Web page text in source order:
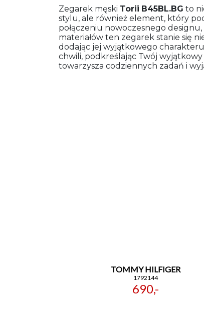
Zegarek męski Torii B45BL.BG to
stylu, ale również element, który
połączeniu nowoczesnego
materiałów ten zegarek stanie się
dodając jej wyjątkowego charakteru
chwili, podkreślając Twój
towarzysza codziennych zadań i
TOMMY HILFIGER
1792144
690,-